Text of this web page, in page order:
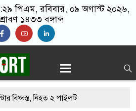
পিএম, রবিবার, ০৯ অগাস্ট ২০২৬,
১৪৩৩ বঙ্গাব্দ
নিহত ২ পাইলট